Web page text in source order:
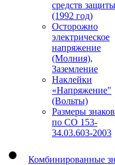
средств
(1992 год)
Осторожно
электрическое
напряжение
(Молния),
Заземление
Наклейки
«Напряжение"
(Вольты)
Размеры знаков
по СО 153-
34.03.603-2003
Комбинированные